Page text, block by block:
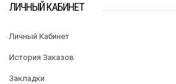
ЛИЧНЫЙ КАБИНЕТ
Личный Кабинет
История Заказов
Закладки